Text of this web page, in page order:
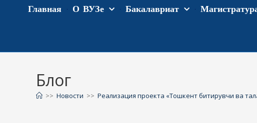
Главная О ВУЗе Бакалавриат
Блог
>> Новости >> Реализация проекта «Тошкент битирувчи ва